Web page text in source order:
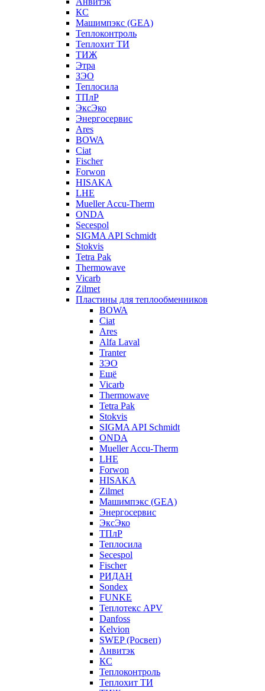
КС
Машимпэкс (GEA)
Теплоконтроль
Теплохит ТИ
ТИЖ
Этра
ЗЭО
Теплосила
ТПлР
ЭксЭко
Энергосервис
Ares
BOWA
Ciat
Fischer
Forwon
HISAKA
LHE
Mueller Accu-Therm
ONDA
Secespol
SIGMA API Schmidt
Stokvis
Tetra Pak
Thermowave
Vicarb
Zilmet
Пластины для теплообменников
BOWA
Ciat
Ares
Alfa Laval
Tranter
ЗЭО
Ещё
Vicarb
Thermowave
Tetra Pak
Stokvis
SIGMA API Schmidt
ONDA
Mueller Accu-Therm
LHE
Forwon
HISAKA
Zilmet
Машимпэкс (GEA)
Энергосервис
ЭксЭко
ТПлР
Теплосила
Secespol
Fischer
РИДАН
Sondex
FUNKE
Теплотекс APV
Danfoss
Kelvion
SWEP (Росвеп)
Анвитэк
КС
Теплоконтроль
Теплохит ТИ